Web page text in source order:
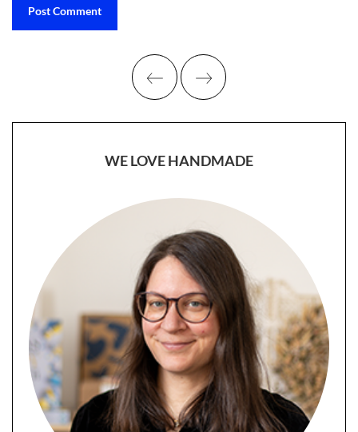
WE LOVE HANDMADE